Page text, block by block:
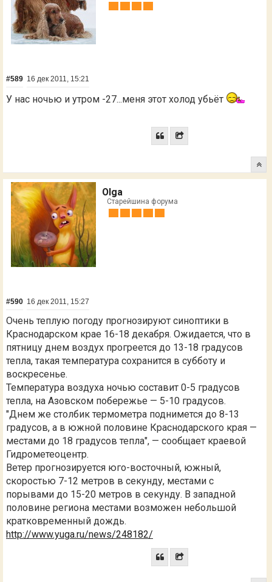
#589 16 дек 2011, 15:21
У нас ночью и утром -27...меня этот холод убьёт
Olga
Старейшина форума
#590 16 дек 2011, 15:27
Очень теплую погоду прогнозируют синоптики в
Краснодарском крае 16-18 декабря. Ожидается, что в
пятницу днем воздух прогреется до 13-18 градусов
тепла, такая температура сохранится в субботу и
воскресенье.
Температура воздуха ночью составит 0-5 градусов
тепла, на Азовском побережье — 5-10 градусов.
"Днем же столбик термометра поднимется до 8-13
градусов, а в южной половине Краснодарского края —
местами до 18 градусов тепла", — сообщает краевой
Гидрометеоцентр.
Ветер прогнозируется юго-восточный, южный,
скоростью 7-12 метров в секунду, местами с
порывами до 15-20 метров в секунду. В западной
половине региона местами возможен небольшой
кратковременный дождь.
http://www.yuga.ru/news/248182/